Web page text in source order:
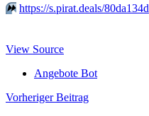
⏩️ https://s.pirat.deals/80da134d
View Source
Angebote Bot
Beitragsnavigation
Vorheriger Beitrag